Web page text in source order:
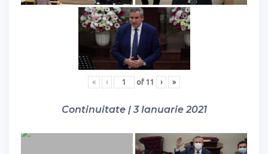
« ‹ of 11 › »
Continuitate | 3 Ianuarie 2021